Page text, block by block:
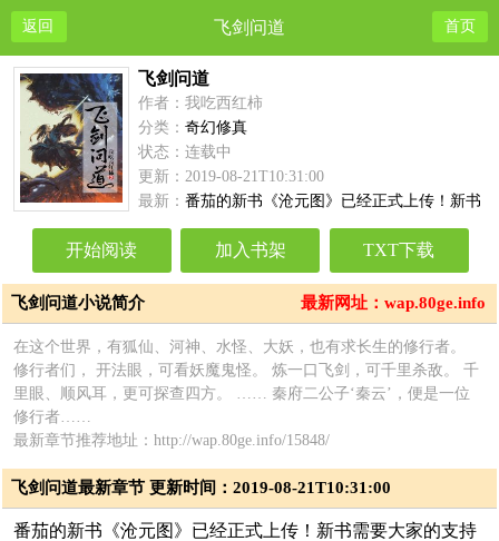
返回 飞剑问道 首页
飞剑问道
作者：我吃西红柿
分类：奇幻修真
状态：连载中
更新：2019-08-21T10:31:00
最新：番茄的新书《沧元图》已经正式上传！新书
需要大家的支持~~~
开始阅读 加入书架 TXT下载
最新网址：wap.80ge.info
飞剑问道小说简介
在这个世界，有狐仙、河神、水怪、大妖，也有求长生的修行者。
修行者们， 开法眼，可看妖魔鬼怪。 炼一口飞剑，可千里杀敌。 千
里眼、顺风耳，更可探查四方。 …… 秦府二公子‘秦云’，便是一位
修行者……
最新章节推荐地址：http://wap.80ge.info/15848/
飞剑问道最新章节 更新时间：2019-08-21T10:31:00
番茄的新书《沧元图》已经正式上传！新书需要大家的支持